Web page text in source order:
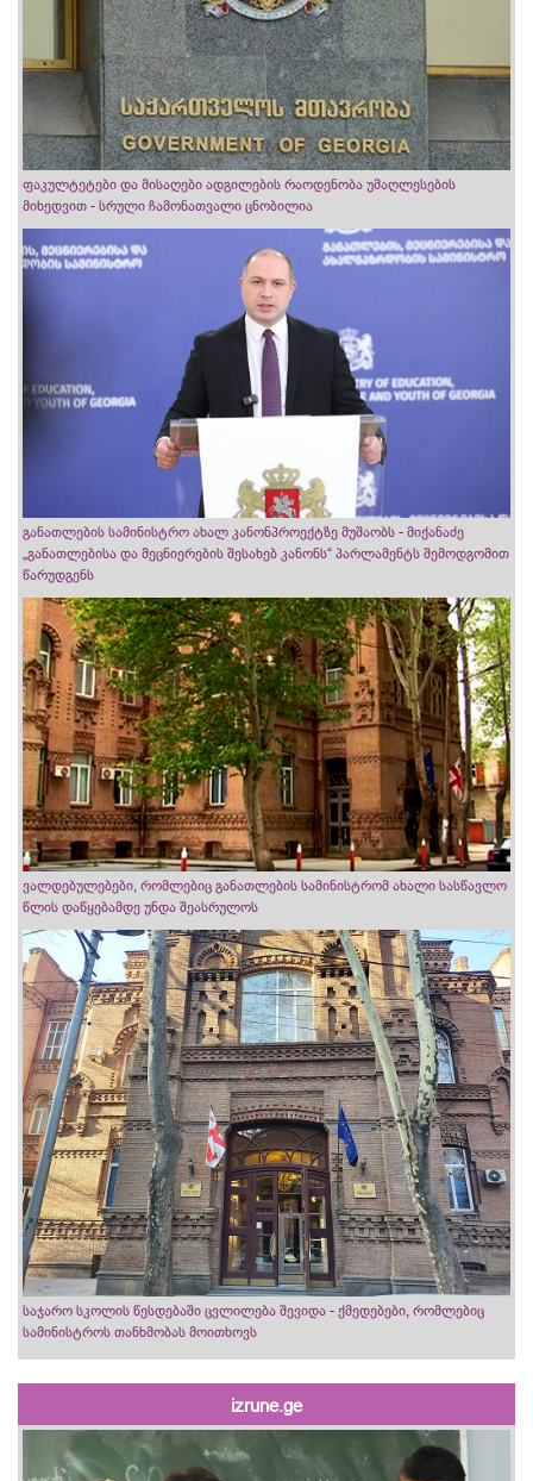
ფაკულტეტები და მისაღები ადგილების რაოდენობა უმაღლესების
მიხედვით - სრული ჩამონათვალი ცნობილია
განათლების სამინისტრო ახალ კანონპროექტზე მუშაობს - მიქანაძე
„განათლებისა და მეცნიერების შესახებ კანონს“ პარლამენტს შემოდგომით
წარუდგენს
ვალდებულებები, რომლებიც განათლების სამინისტრომ ახალი სასწავლო
წლის დაწყებამდე უნდა შეასრულოს
საჯარო სკოლის წესდებაში ცვლილება შევიდა - ქმედებები, რომლებიც
სამინისტროს თანხმობას მოითხოვს
izrune.ge